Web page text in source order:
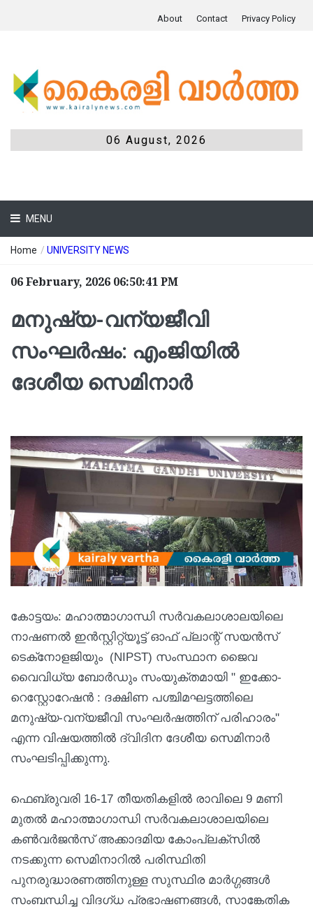
About Contact Privacy Policy
06 August, 2026
MENU
Home / UNIVERSITY NEWS
06 February, 2026 06:50:41 PM
മനുഷ്യ-വന്യജീവി
സംഘർഷം: എംജിയിൽ
ദേശീയ സെമിനാർ
കോട്ടയം: മഹാത്മാഗാന്ധി സർവകലാശാലയിലെ
നാഷണൽ ഇൻസ്റ്റിറ്റ്യൂട്ട് ഓഫ് പ്ലാന്റ് സയൻസ്
ടെക്‌നോളജിയും (NIPST) സംസ്ഥാന ജൈവ
വൈവിധ്യ ബോർഡും സംയുക്തമായി " ഇക്കോ-
റെസ്റ്റോറേഷൻ : ദക്ഷിണ പശ്ചിമഘട്ടത്തിലെ
മനുഷ്യ-വന്യജീവി സംഘർഷത്തിന് പരിഹാരം"
എന്ന വിഷയത്തിൽ ദ്വിദിന ദേശീയ സെമിനാർ
സംഘടിപ്പിക്കുന്നു.
ഫെബ്രുവരി 16-17 തീയതികളിൽ രാവിലെ 9 മണി
മുതൽ മഹാത്മാഗാന്ധി സർവകലാശാലയിലെ
കൺവർജൻസ് അക്കാദമിയ കോംപ്ലക്സിൽ
നടക്കുന്ന സെമിനാറിൽ പരിസ്ഥിതി
പുനരുദ്ധാരണത്തിനുള്ള സുസ്ഥിര മാർഗ്ഗങ്ങൾ
സംബന്ധിച്ച വിദഗ്ധ പ്രഭാഷണങ്ങൾ, സാങ്കേതിക